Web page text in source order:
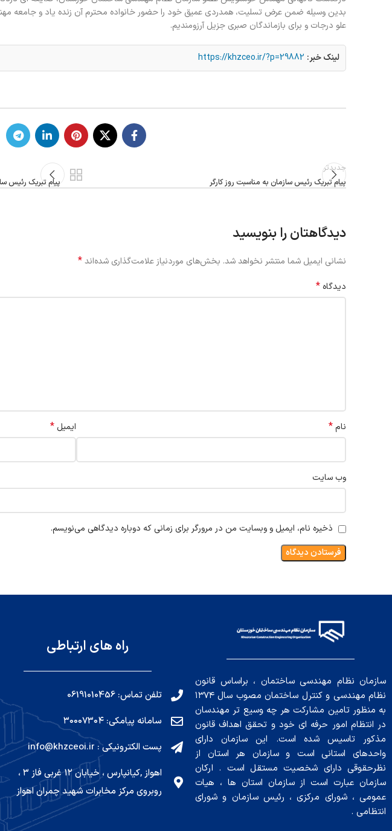
بدین وسیله ضمن عرض تسلیت، همدردی عمیق خود را حضور خانواده محترم آن زنده یاد و جامعه
علو درجات و برای بازماندگان صبری جزیل آرزومندیم.
لینک خبر: https://khzceo.ir/?p=29882
جدیدتر
پیام تبریک رئیس سازمان به مناسبت روز کارگر
پیام تبریک رئیس
دیدگاهتان را بنویسید
نشانی ایمیل شما منتشر نخواهد شد. بخش‌های موردنیاز علامت‌گذاری شده‌اند*
دیدگاه *
نام* ایمیل *
وب‌ سایت
ذخیره نام، ایمیل و وبسایت من در مرورگر برای زمانی که دوباره دیدگاهی می‌نویسم.
سازمان نظام مهندسی ساختمان ، براساس قانون
نظام مهندسی و کنترل ساختمان مصوب سال ۱۳۷۴
به منظور تامین مشارکت هر چه وسیع تر مهندسان
در انتظام امور حرفه ای خود و تحقق اهداف قانون
مذکور تاسیس شده است. این سازمان دارای
واحدهای استانی است و سازمان هر استان از
نظرحقوقی دارای شخصیت مستقل است . ارکان
سازمان عبارت است از سازمان استان ها ، هیات
عمومی ، شورای مرکزی ، رئیس سازمان و شورای
انتظامی .
راه های ارتباطی
تلفن تماس: 06191010456
سامانه پیامکی: ۳۰۰۰۷۳۰۴
پست الکترونیکی : info@khzceoi.ir
اهواز ,کیانپارس ، خیابان ۱۲ غربی فاز ۳ ،
روبروی مرکز مخابرات شهید چمران اهواز